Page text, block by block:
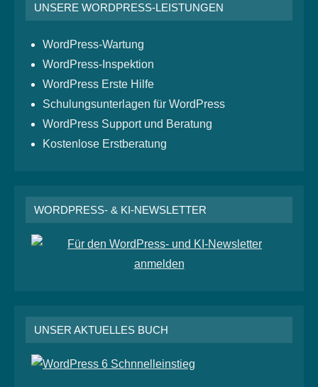
UNSERE WORDPRESS-LEISTUNGEN
WordPress-Wartung
WordPress-Inspektion
WordPress Erste Hilfe
Schulungsunterlagen für WordPress
WordPress Support und Beratung
Kostenlose Erstberatung
WORDPRESS- & KI-NEWSLETTER
UNSER AKTUELLES BUCH